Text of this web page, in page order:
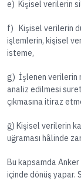
e) Kişisel verilerin
f) Kişisel verilerin
işlemlerin, kişisel
isteme,
g) İşlenen verilerin
analiz edilmesi
çıkmasına itiraz
ğ) Kişisel verilerin
uğraması hâlinde
Bu kapsamda
içinde dönüş yapar.